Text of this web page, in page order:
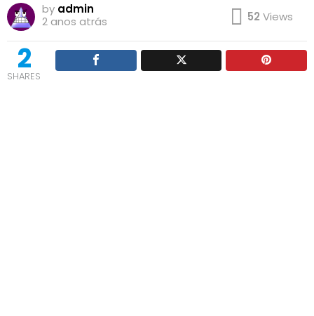
by admin
2 anos atrás
52 Views
2
SHARES